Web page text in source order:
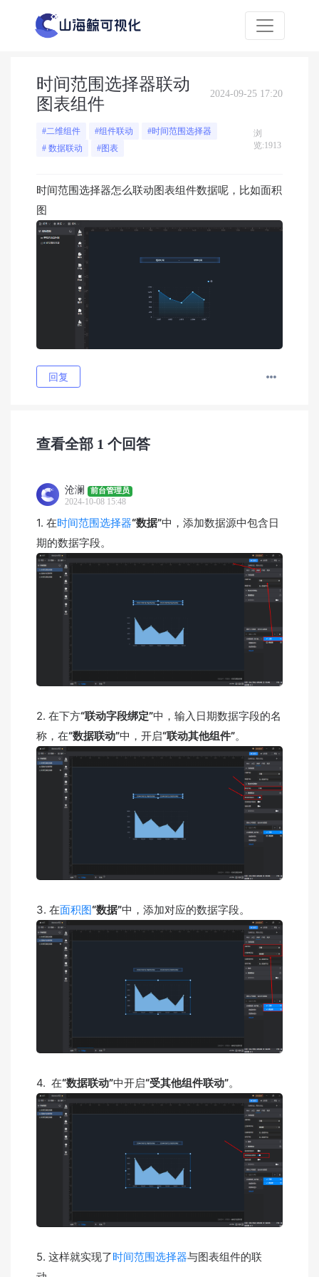
时间范围选择器联动
图表组件
2024-09-25 17:20
#二维组件 #组件联动
#时间范围选择器
# 数据联动
#图表
浏
览:1913
时间范围选择器怎么联动图表组件数据呢，比如面积
图
回复
查看全部 1 个回答
沧澜 前台管理员
2024-10-08 15:48
1. 在时间范围选择器“数据”中，添加数据源中包含日
期的数据字段。
2. 在下方“联动字段绑定”中，输入日期数据字段的名
称，在“数据联动”中，开启“联动其他组件”。
3. 在面积图“数据”中，添加对应的数据字段。
4. 在“数据联动”中开启“受其他组件联动”。
5. 这样就实现了时间范围选择器与图表组件的联